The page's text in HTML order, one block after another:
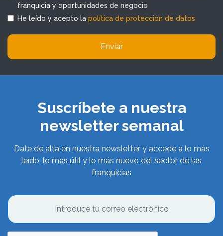
franquicia y oportunidades de negocio
He leído y acepto la política de protección de datos
Enviar
Suscríbete a nuestra
newsletter semanal
Date de alta en nuestra newsletter y accede a lo más
leído, lo más útil y lo más nuevo del sector de las
franquicias